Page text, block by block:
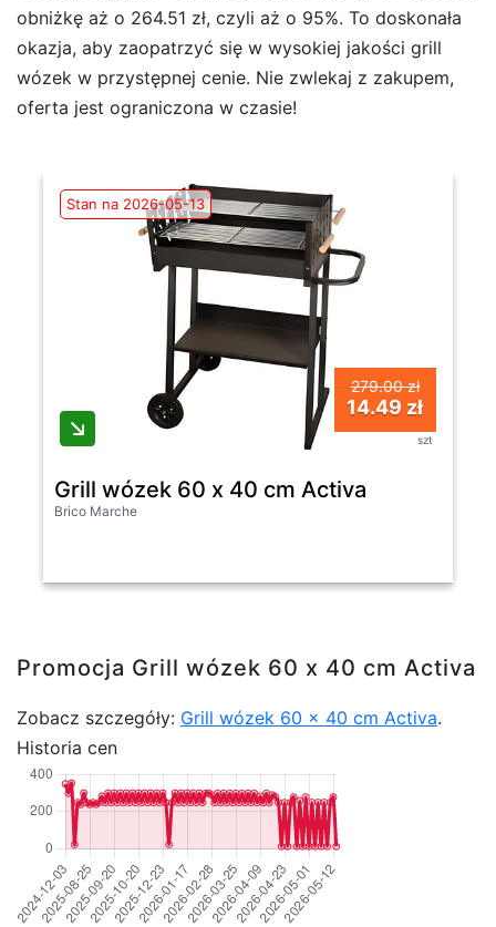
obniżkę aż o 264.51 zł, czyli aż o 95%. To doskonała
okazja, aby zaopatrzyć się w wysokiej jakości grill
wózek w przystępnej cenie. Nie zwlekaj z zakupem,
oferta jest ograniczona w czasie!
Stan na 2026-05-13
279.00 zł
14.49 zł
szt
Grill wózek 60 x 40 cm Activa
Brico Marche
Promocja Grill wózek 60 x 40 cm Activa
Zobacz szczegóły: Grill wózek 60 x 40 cm Activa.
Historia cen